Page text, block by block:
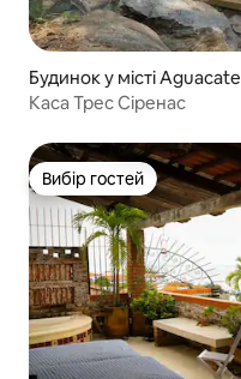
Будинок у місті Aguacate
Каса Трес Сіренас
Вибір гостей
Вибір гостей